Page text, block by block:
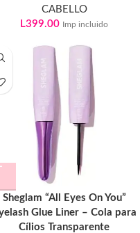
CABELLO
L399.00 Imp incluido
Sheglam “All Eyes On You”
Glue Liner – Cola para
Cílios Transparente